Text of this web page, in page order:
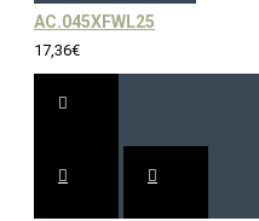
AC.045XFWL25
17,36€